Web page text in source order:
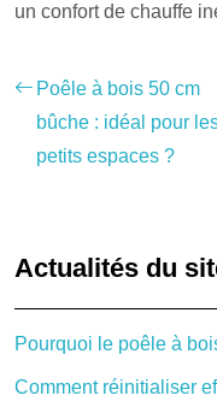
un confort de chauffe
Poêle à bois 50 cm
bûche : idéal pour
petits espaces ?
Actualités du
Pourquoi le poêle à
Comment réinitialiser